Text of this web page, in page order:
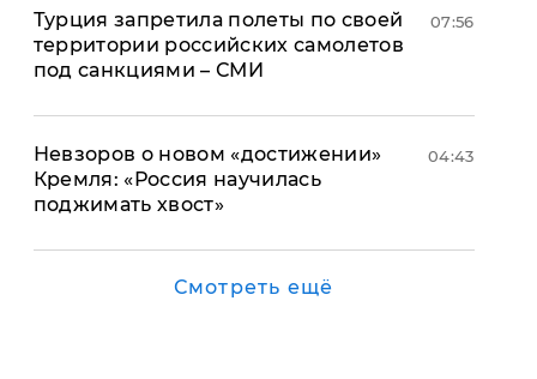
Турция запретила полеты по своей
территории российских самолетов
под санкциями – СМИ
07:56
Невзоров о новом «достижении»
Кремля: «Россия научилась
поджимать хвост»
04:43
Смотреть ещё